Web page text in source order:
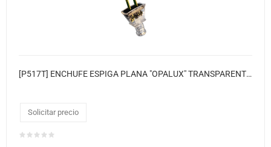
[P517T] ENCHUFE ESPIGA PLANA "OPALUX" TRANSPARENTE 220V AC 16A (BOLSAX100) MASTERX1000
Solicitar precio